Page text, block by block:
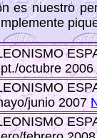
es nuestro
octubre 2006
junio 2007